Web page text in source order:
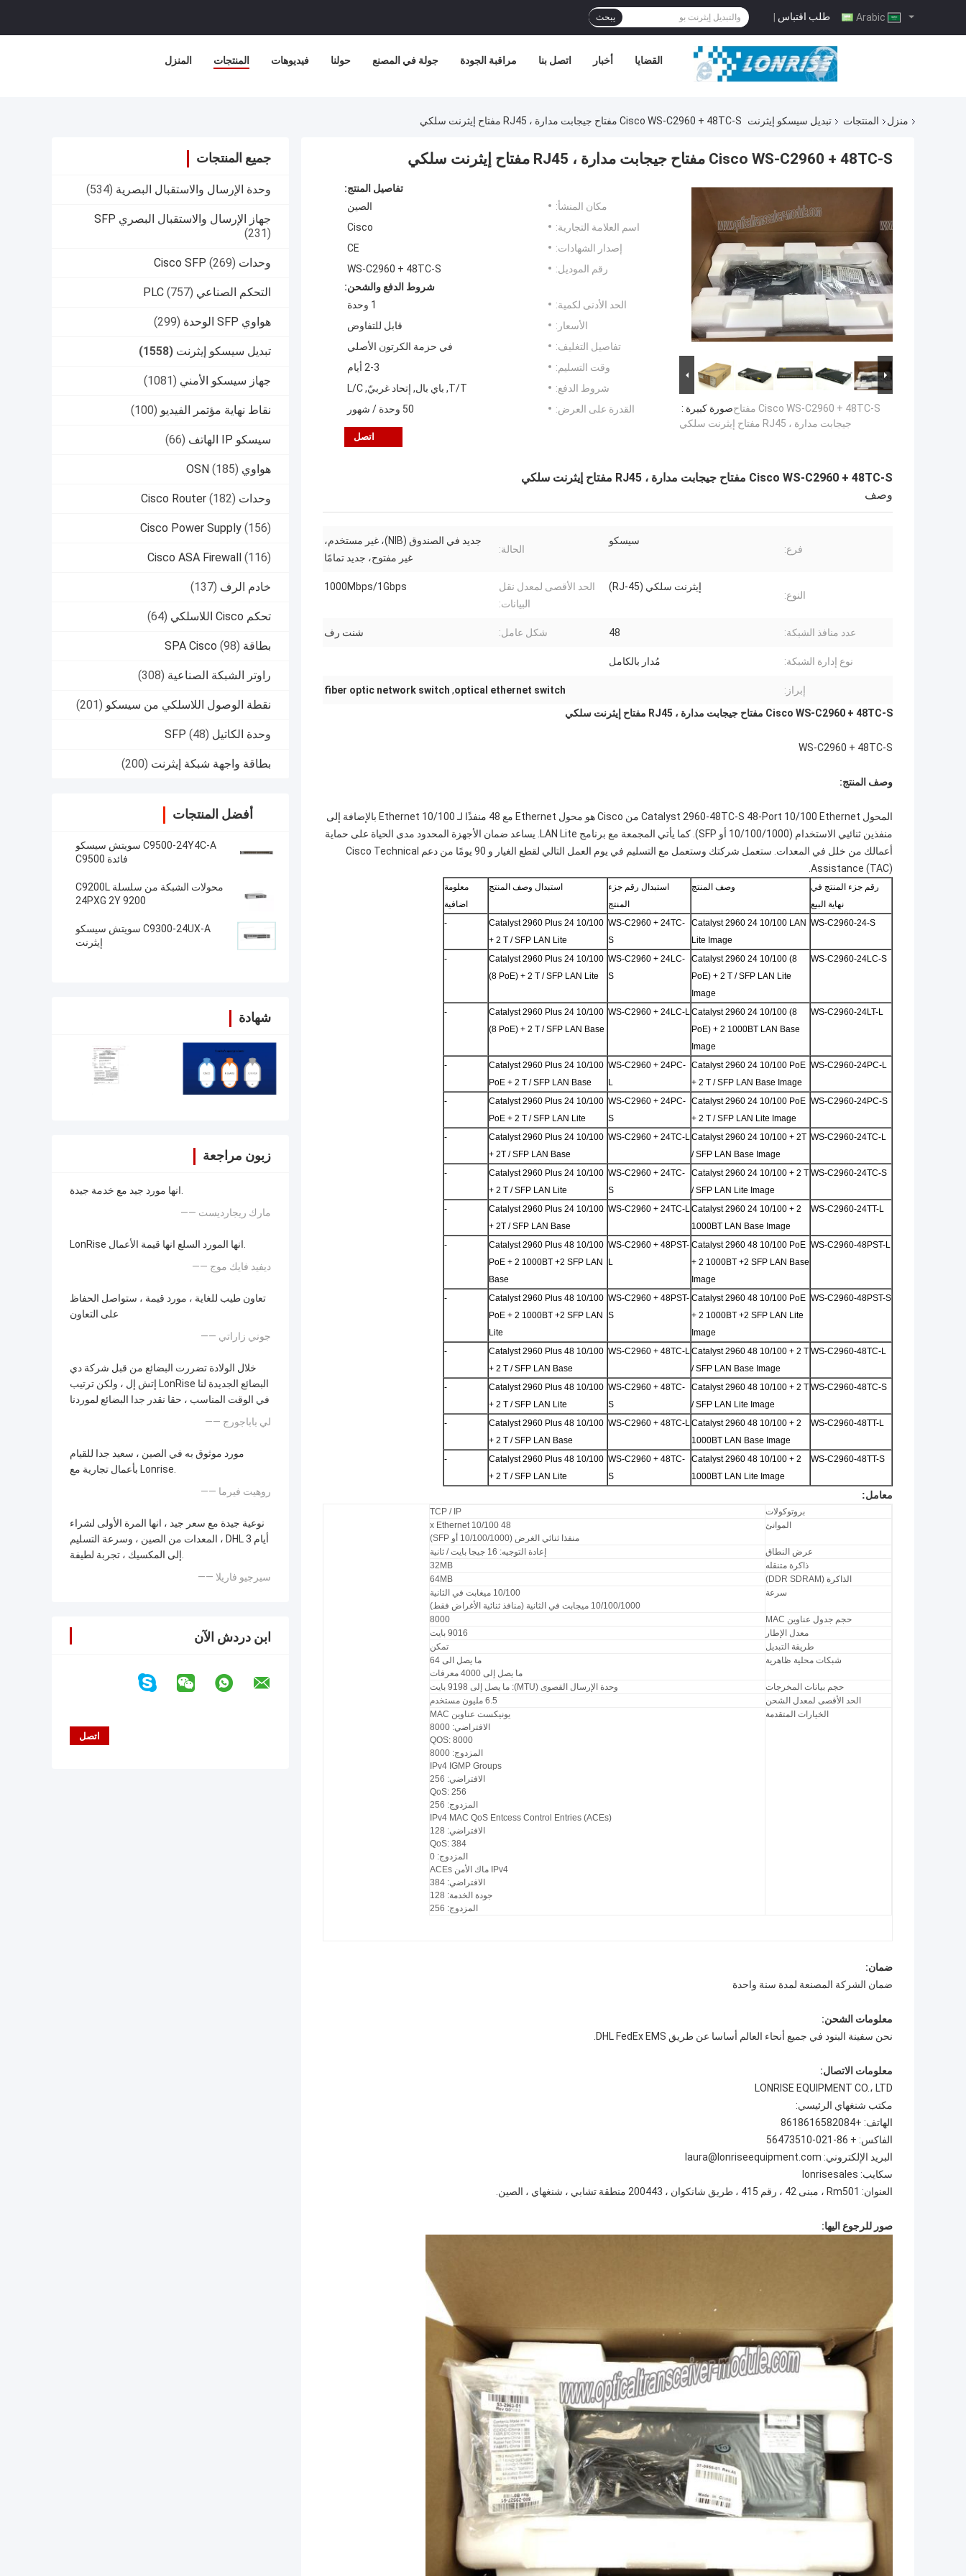
طلب اقتباس | يبحث
المنزل المنتجات فيديوهات حولنا جولة في المصنع مراقبة الجودة اتصل بنا أخبار القضايا
منزل المنتجات تبديل سيسكو إيثرنت Cisco WS-C2960 + 48TC-S مفتاح جيجابت مدارة ، RJ45 مفتاح إيثرنت سلكي
جميع المنتجات
وحدة الإرسال والاستقبال البصرية (534)
جهاز الإرسال والاستقبال البصري SFP
(231)
وحدات Cisco SFP (269)
التحكم الصناعي PLC (757)
هواوي SFP الوحدة (299)
تبديل سيسكو إيثرنت (1558)
جهاز سيسكو الأمني (1081)
نقاط نهاية مؤتمر الفيديو (100)
سيسكو IP الهاتف (66)
هواوي OSN (185)
وحدات Cisco Router (182)
Cisco Power Supply (156)
Cisco ASA Firewall (116)
خادم الرف (137)
تحكم Cisco اللاسلكي (64)
بطاقة SPA Cisco (98)
راوتر الشبكة الصناعية (308)
نقطة الوصول اللاسلكي من سيسكو (201)
وحدة الكاتيل SFP (48)
بطاقة واجهة شبكة إيثرنت (200)
أفضل المنتجات
C9500-24Y4C-A سويتش سيسكو
فائدة C9500
محولات الشبكة من سلسلة C9200L
24PXG 2Y 9200
C9300-24UX-A سويتش سيسكو
إيثرنت
شهادة
زبون مراجعة
انها مورد جيد مع خدمة جيدة.
—— مارك ريجارديست
LonRise انها المورد السلع انها قيمة الأعمال.
—— ديفيد فايك موج
تعاون طيب للغاية ، مورد قيمة ، ستواصل الحفاظ
على التعاون
—— جوني زاراتي
خلال الولادة تضررت البضائع من قبل شركة دي
إتش إل ، ولكن ترتيب LonRise البضائع الجديدة لنا
في الوقت المناسب ، حقا نقدر جدا البضائع لموردنا
—— لي باباجورج
مورد موثوق به في الصين ، سعيد جدا للقيام
بأعمال تجارية مع Lonrise.
—— روهيت فيرما
نوعية جيدة مع سعر جيد ، انها المرة الأولى لشراء
المعدات من الصين ، وسرعة التسليم ، DHL 3 أيام
إلى المكسيك ، تجربة لطيفة.
—— سيرجيو فاريلا
ابن دردش الآن
Cisco WS-C2960 + 48TC-S مفتاح جيجابت مدارة ، RJ45 مفتاح إيثرنت سلكي
صورة كبيرة :Cisco WS-C2960 + 48TC-S مفتاح
جيجابت مدارة ، RJ45 مفتاح إيثرنت سلكي
تفاصيل المنتج:
مكان المنشأ:
الصين
اسم العلامة التجارية:
Cisco
إصدار الشهادات:
CE
رقم الموديل:
WS-C2960 + 48TC-S
شروط الدفع والشحن:
الحد الأدنى لكمية:
1 وحدة
الأسعار:
قابل للتفاوض
تفاصيل التغليف:
في حزمة الكرتون الأصلي
وقت التسليم:
2-3 أيام
شروط الدفع:
T/T, باي بال, إتحاد غربيّ, L/C
القدرة على العرض:
50 وحدة / شهور
اتصل
Cisco WS-C2960 + 48TC-S مفتاح جيجابت مدارة ، RJ45 مفتاح إيثرنت سلكي
وصف
فرع:
سيسكو
الحالة:
جديد في الصندوق (NIB)، غير مستخدم،
غير مفتوح، جديد تمامًا
النوع:
إيثرنت سلكي (RJ-45)
الحد الأقصى لمعدل نقل
البيانات:
1000Mbps/1Gbps
عدد منافذ الشبكة: 48 شكل عامل: شنت رف
نوع إدارة الشبكة: مُدار بالكامل
إبراز: optical ethernet switch
,
fiber optic network switch
Cisco WS-C2960 + 48TC-S مفتاح جيجابت مدارة ، RJ45 مفتاح إيثرنت سلكي
WS-C2960 + 48TC-S
وصف المنتج:
المحول Catalyst 2960-48TC-S 48-Port 10/100 Ethernet من Cisco هو محول Ethernet مع 48 منفذًا لـ 10/100 Ethernet بالإضافة إلى
منفذين ثنائيي الاستخدام (10/100/1000 أو SFP). كما يأتي المجمعة مع برنامج LAN Lite. يساعد ضمان الأجهزة المحدود مدى الحياة على حماية
أعمالك من خلل في المعدات. ستعمل شركتك وستعمل مع التسليم في يوم العمل التالي لقطع الغيار و 90 يومًا من دعم Cisco Technical
Assistance (TAC).
رقم جزء المنتج في
نهاية البيع
وصف المنتج
استبدال رقم جزء
المنتج
استبدال وصف المنتج
معلومة
اضافية
WS-C2960-24-S
Catalyst 2960 24 10/100 LAN
Lite Image
WS-C2960 + 24TC-
S
Catalyst 2960 Plus 24 10/100
+ 2 T / SFP LAN Lite
-
WS-C2960-24LC-S
Catalyst 2960 24 10/100 (8
PoE) + 2 T / SFP LAN Lite
Image
WS-C2960 + 24LC-
S
Catalyst 2960 Plus 24 10/100
(8 PoE) + 2 T / SFP LAN Lite
-
WS-C2960-24LT-L
Catalyst 2960 24 10/100 (8
PoE) + 2 1000BT LAN Base
Image
WS-C2960 + 24LC-L
Catalyst 2960 Plus 24 10/100
(8 PoE) + 2 T / SFP LAN Base
-
WS-C2960-24PC-L
Catalyst 2960 24 10/100 PoE
+ 2 T / SFP LAN Base Image
WS-C2960 + 24PC-
L
Catalyst 2960 Plus 24 10/100
PoE + 2 T / SFP LAN Base
-
WS-C2960-24PC-S
Catalyst 2960 24 10/100 PoE
+ 2 T / SFP LAN Lite Image
WS-C2960 + 24PC-
S
Catalyst 2960 Plus 24 10/100
PoE + 2 T / SFP LAN Lite
-
WS-C2960-24TC-L
Catalyst 2960 24 10/100 + 2T
/ SFP LAN Base Image
WS-C2960 + 24TC-L
Catalyst 2960 Plus 24 10/100
+ 2T / SFP LAN Base
-
WS-C2960-24TC-S
Catalyst 2960 24 10/100 + 2 T
/ SFP LAN Lite Image
WS-C2960 + 24TC-
S
Catalyst 2960 Plus 24 10/100
+ 2 T / SFP LAN Lite
-
WS-C2960-24TT-L
Catalyst 2960 24 10/100 + 2
1000BT LAN Base Image
WS-C2960 + 24TC-L
Catalyst 2960 Plus 24 10/100
+ 2T / SFP LAN Base
-
WS-C2960-48PST-L
Catalyst 2960 48 10/100 PoE
+ 2 1000BT +2 SFP LAN Base
Image
WS-C2960 + 48PST-
L
Catalyst 2960 Plus 48 10/100
PoE + 2 1000BT +2 SFP LAN
Base
-
WS-C2960-48PST-S
Catalyst 2960 48 10/100 PoE
+ 2 1000BT +2 SFP LAN Lite
Image
WS-C2960 + 48PST-
S
Catalyst 2960 Plus 48 10/100
PoE + 2 1000BT +2 SFP LAN
Lite
-
WS-C2960-48TC-L
Catalyst 2960 48 10/100 + 2 T
/ SFP LAN Base Image
WS-C2960 + 48TC-L
Catalyst 2960 Plus 48 10/100
+ 2 T / SFP LAN Base
-
WS-C2960-48TC-S
Catalyst 2960 48 10/100 + 2 T
/ SFP LAN Lite Image
WS-C2960 + 48TC-
S
Catalyst 2960 Plus 48 10/100
+ 2 T / SFP LAN Lite
-
WS-C2960-48TT-L
Catalyst 2960 48 10/100 + 2
1000BT LAN Base Image
WS-C2960 + 48TC-L
Catalyst 2960 Plus 48 10/100
+ 2 T / SFP LAN Base
-
WS-C2960-48TT-S
Catalyst 2960 48 10/100 + 2
1000BT LAN Lite Image
WS-C2960 + 48TC-
S
Catalyst 2960 Plus 48 10/100
+ 2 T / SFP LAN Lite
-
معامل:
بروتوكولات
TCP / IP
الموانئ
48 x Ethernet 10/100
منفذا ثنائي الغرض (10/100/1000 أو SFP)
عرض النطاق
إعادة التوجيه: 16 جيجا بايت / ثانية
ذاكرة متنقله
32MB
الذاكرة (DDR SDRAM)
64MB
سرعة
10/100 ميغابت في الثانية
10/100/1000 ميجابت في الثانية (منافذ ثنائية الأغراض فقط)
حجم جدول عناوين MAC
8000
معدل الإطار
9016 بايت
طريقة التبديل
تمكن
شبكات محلية ظاهرية
ما يصل الى 64
ما يصل إلى 4000 معرفات
حجم بيانات المخرجات
وحدة الإرسال القصوى (MTU): ما يصل إلى 9198 بايت
الحد الأقصى لمعدل الشحن
6.5 مليون مستخدم
الخيارات المتقدمة
يونيكست عناوين MAC
الافتراضي: 8000
QOS: 8000
المزدوج: 8000
IPv4 IGMP Groups
الافتراضي: 256
QoS: 256
المزدوج: 256
IPv4 MAC QoS Entcess Control Entries (ACEs)
الافتراضي: 128
QoS: 384
المزدوج: 0
IPv4 ماك الأمن ACEs
الافتراضي: 384
جودة الخدمة: 128
المزدوج: 256
ضمان:
ضمان الشركة المصنعة لمدة سنة واحدة
معلومات الشحن:
نحن سفينة البنود في جميع أنحاء العالم أساسا عن طريق DHL FedEx EMS.
معلومات الاتصال:
LONRISE EQUIPMENT CO.، LTD
مكتب شنغهاي الرئيسي:
الهاتف: +8618616582084
الفاكس: + 86-021-56473510
البريد الإلكتروني: laura@lonriseequipment.com
سكايب: lonrisesales
العنوان: Rm501 ، مبنى 42 ، رقم 415 ، طريق شانكوان ، 200443 منطقة تشابي ، شنغهاي ، الصين.
صور للرجوع اليها: